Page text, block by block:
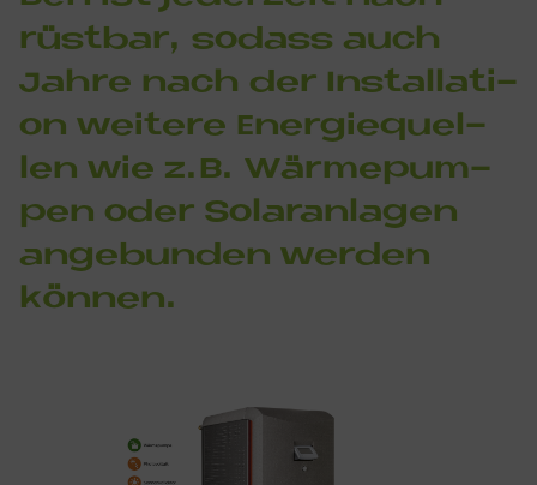
rüst­bar, so­dass auch
Jah­re nach der In­stal­la­ti­
on wei­te­re En­er­gie­quel­
len wie z.B. Wär­me­pum­
pen oder So­lar­an­la­gen
an­ge­bun­den wer­den
kön­nen.